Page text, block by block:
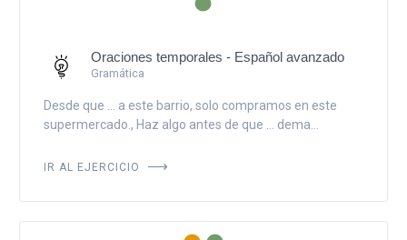
Oraciones temporales - Español avanzado
Gramática
Desde que ... a este barrio, solo compramos en este
supermercado., Haz algo antes de que ... dema...
IR AL EJERCICIO